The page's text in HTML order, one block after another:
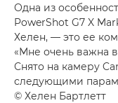
Одна из
PowerShot G7 X
Хелен, — это ее
«Мне очень важна
Снято на камеру
следующими
© Хелен Бартлетт